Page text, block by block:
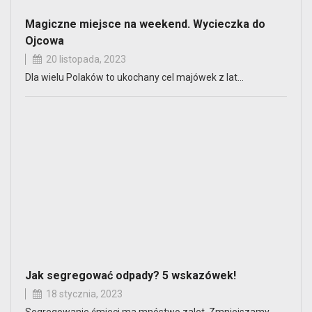
Magiczne miejsce na weekend. Wycieczka do
Ojcowa
20 listopada, 2023
Dla wielu Polaków to ukochany cel majówek z lat…
Jak segregować odpady? 5 wskazówek!
18 stycznia, 2023